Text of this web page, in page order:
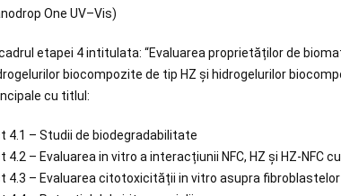
One UV–Vis)
cadrul etapei 4 intitulata: “Evaluarea proprietăților de
biocompozite de tip HZ și hidrogelurilor
cu titlul:
4.1 – Studii de biodegradabilitate
4.2 – Evaluarea in vitro a interacțiunii NFC, HZ și HZ-NFC
4.3 – Evaluarea citotoxicității in vitro asupra